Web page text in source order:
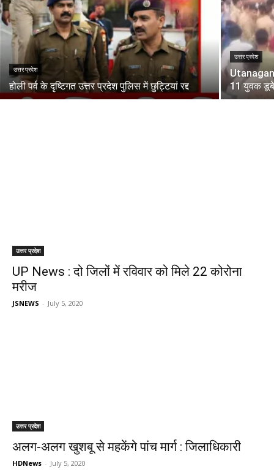
उत्तर प्रदेश
होली पर्व के दृष्टिगत उत्तर प्रदेश पुलिस में छुट्टियां रद्द
उत्तर प्रदेश
Utanagan
11 युवक
उत्तर प्रदेश
UP News : दो जिलों में रविवार को मिले 22 कोरोना
मरीज
JSNEWS - July 5, 2020
उत्तर प्रदेश
अलग-अलग खुशबू से महकेंगे पांच मार्ग : जिलाधिकारी
HDNews - July 5, 2020